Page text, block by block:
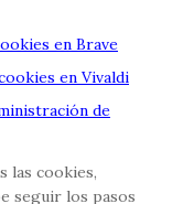
en Brave
en Vivaldi
de
las cookies,
seguir los pasos